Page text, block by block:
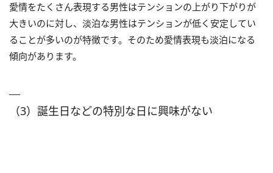
愛情をたくさん表現する男性はテンションの上がり下がりが
大きいのに対し、淡泊な男性はテンションが低く安定してい
ることが多いのが特徴です。そのため愛情表現も淡泊になる
傾向があります。
（3）誕生日などの特別な日に興味がない